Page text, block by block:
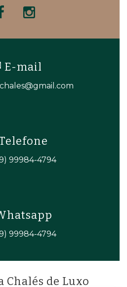
E-mail
99984-4794
99984-4794
Chalés de Luxo